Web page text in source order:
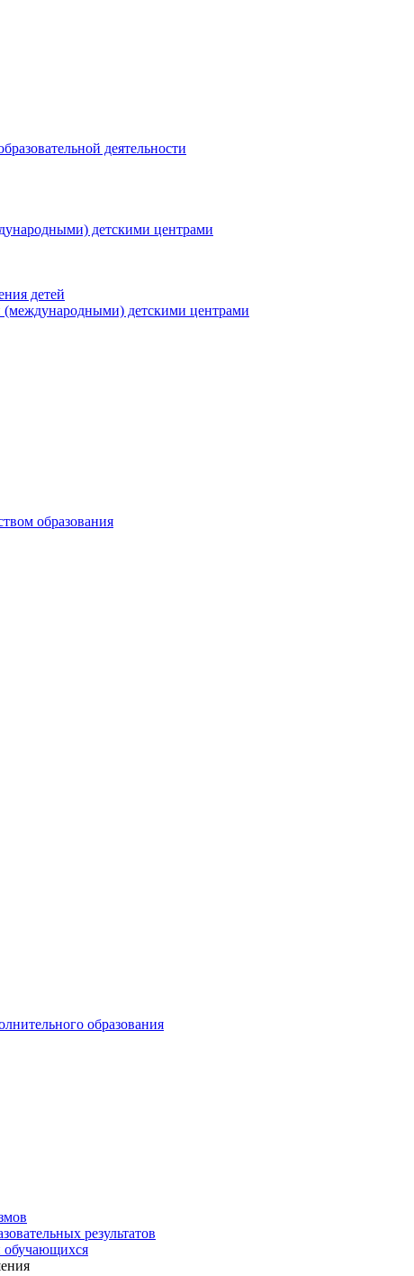
деятельности
детскими центрами
детей
(международными) детскими центрами
образования
образования
результатов
обучающихся